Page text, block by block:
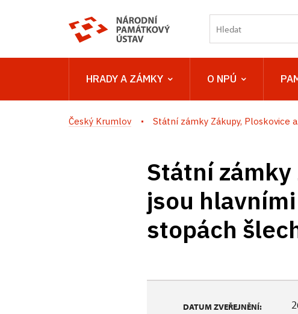
HRADY A ZÁMKY O NPÚ
Český Krumlov Státní zámky Zákupy, Ploskovice
Státní
jsou
stopách
DATUM ZVEŘEJNĚNÍ: